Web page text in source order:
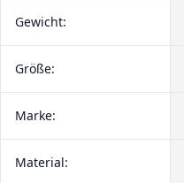
Gewicht:
Größe:
Marke:
Material: